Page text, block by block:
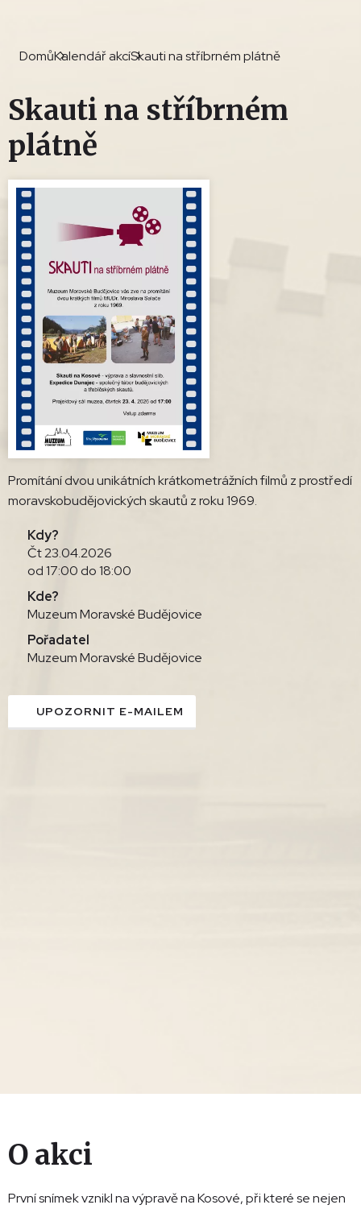
DomůKalendář akcíSkauti na stříbrném plátně
Skauti na stříbrném
plátně
Promítání dvou unikátních krátkometrážních filmů z prostředí
moravskobudějovických skautů z roku 1969.
Kdy?
Čt 23.04.2026
od 17:00 do 18:00
Kde?
Muzeum Moravské Budějovice
Pořadatel
Muzeum Moravské Budějovice
UPOZORNIT E-MAILEM
O akci
První snímek vznikl na výpravě na Kosové, při které se nejen